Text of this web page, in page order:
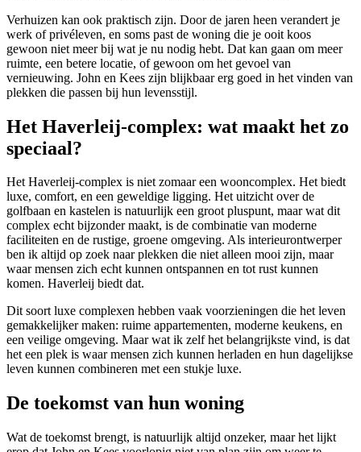
Verhuizen kan ook praktisch zijn. Door de jaren heen verandert je
werk of privéleven, en soms past de woning die je ooit koos
gewoon niet meer bij wat je nu nodig hebt. Dat kan gaan om meer
ruimte, een betere locatie, of gewoon om het gevoel van
vernieuwing. John en Kees zijn blijkbaar erg goed in het vinden van
plekken die passen bij hun levensstijl.
Het Haverleij-complex: wat maakt het zo
speciaal?
Het Haverleij-complex is niet zomaar een wooncomplex. Het biedt
luxe, comfort, en een geweldige ligging. Het uitzicht over de
golfbaan en kastelen is natuurlijk een groot pluspunt, maar wat dit
complex echt bijzonder maakt, is de combinatie van moderne
faciliteiten en de rustige, groene omgeving. Als interieurontwerper
ben ik altijd op zoek naar plekken die niet alleen mooi zijn, maar
waar mensen zich echt kunnen ontspannen en tot rust kunnen
komen. Haverleij biedt dat.
Dit soort luxe complexen hebben vaak voorzieningen die het leven
gemakkelijker maken: ruime appartementen, moderne keukens, en
een veilige omgeving. Maar wat ik zelf het belangrijkste vind, is dat
het een plek is waar mensen zich kunnen herladen en hun dagelijkse
leven kunnen combineren met een stukje luxe.
De toekomst van hun woning
Wat de toekomst brengt, is natuurlijk altijd onzeker, maar het lijkt